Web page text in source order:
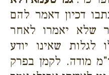
דכיון דאמר להם
שלא יאמרו לאחר
לגלות שאינו יודע
מודה. לקמן בפרק